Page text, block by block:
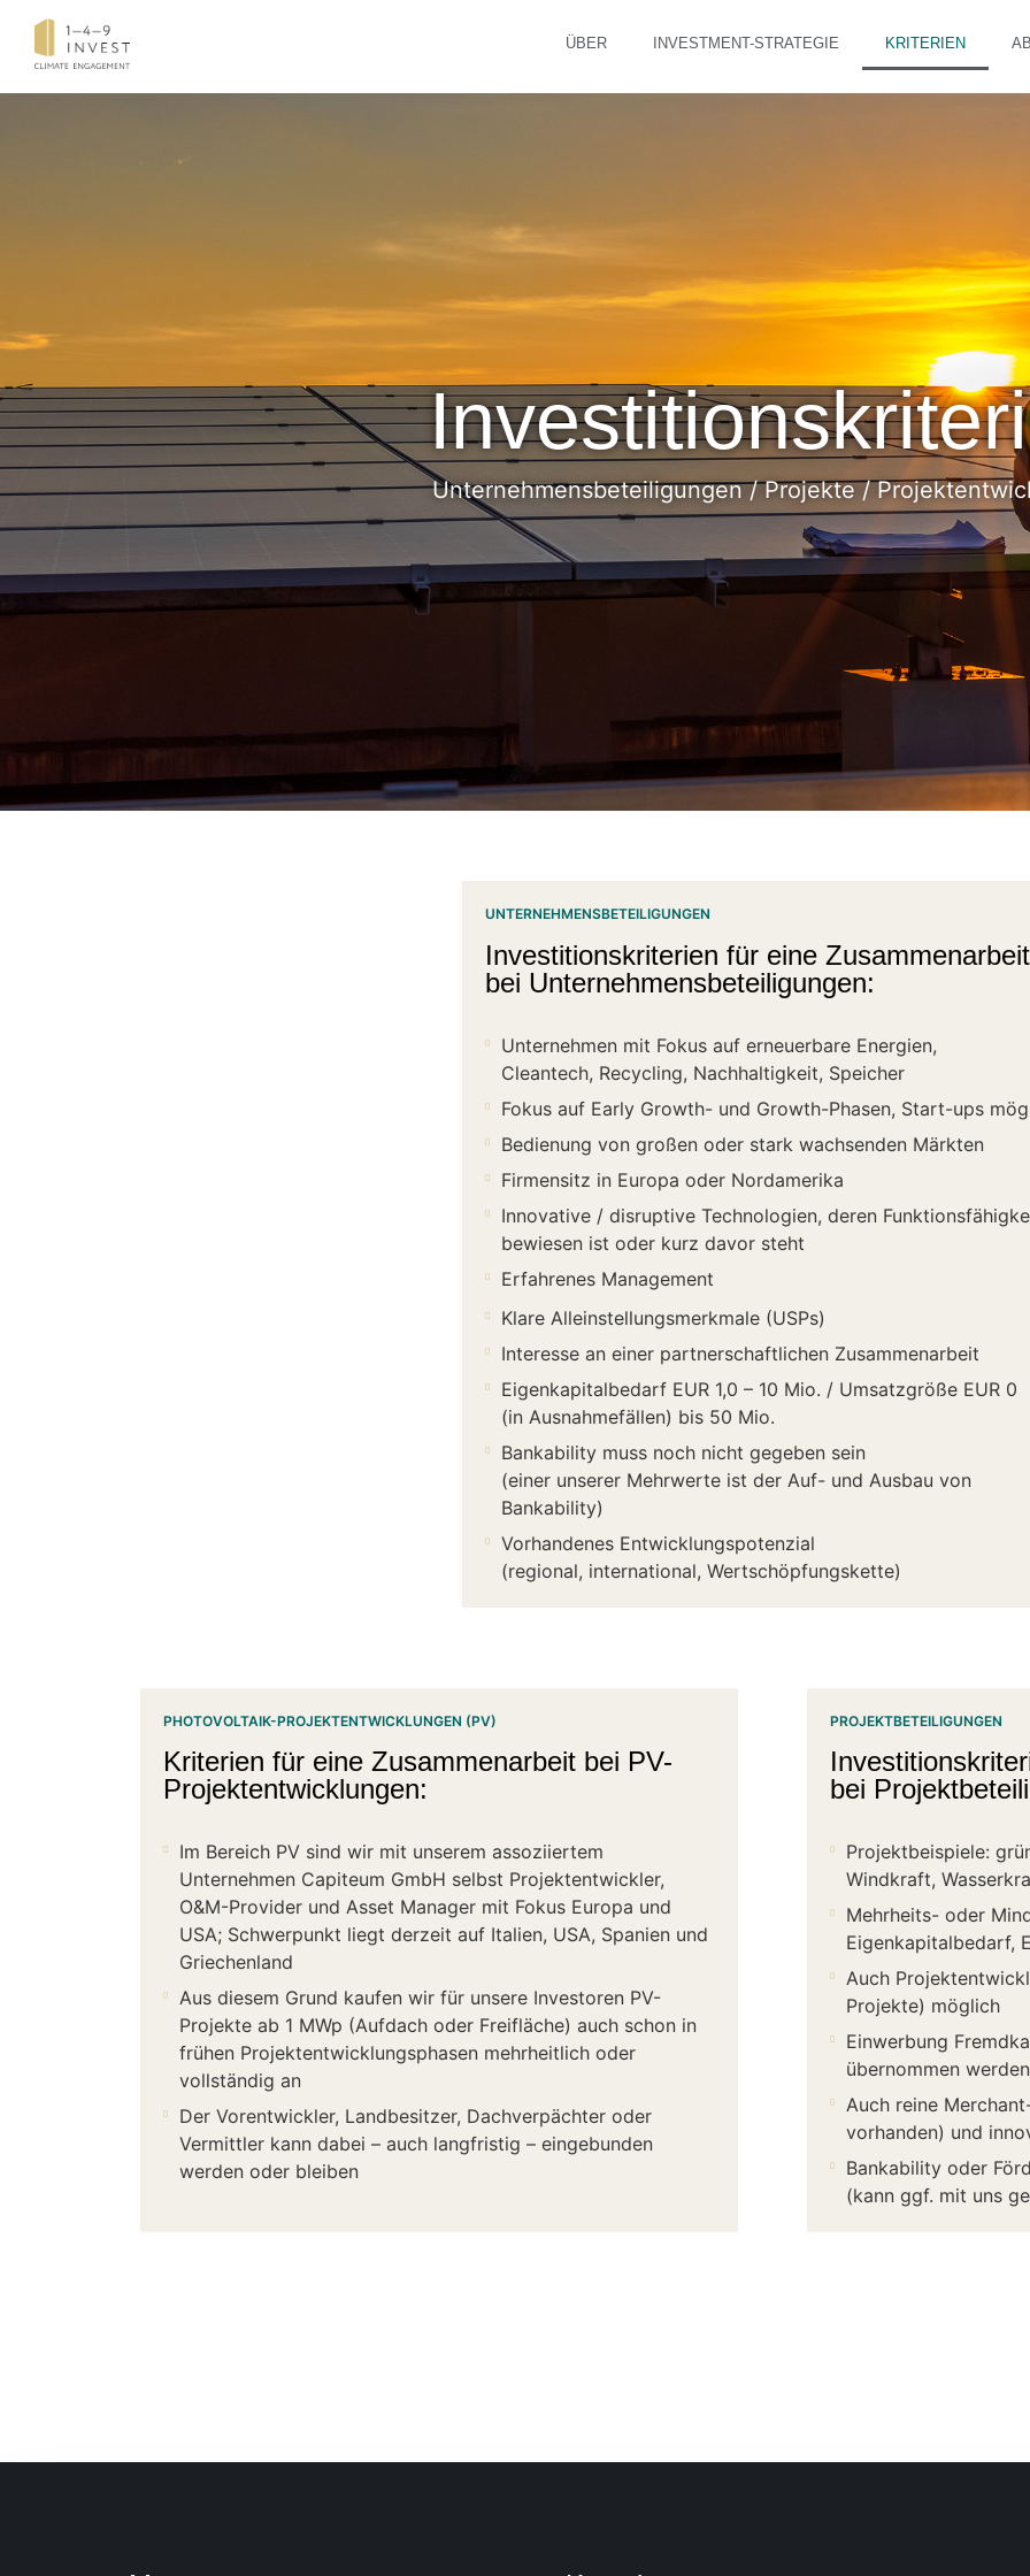
ÜBER INVESTMENT-STRATEGIE KRITERIEN
Unternehmensbeteiligungen / Projekte /
UNTERNEHMENSBETEILIGUNGEN
Investitionskriterien für eine Zusammenarbeit
bei Unternehmensbeteiligungen:
Unternehmen mit Fokus auf erneuerbare Energien,
Cleantech, Recycling, Nachhaltigkeit, Speicher
Fokus auf Early Growth- und Growth-Phasen, Start-ups
Bedienung von großen oder stark wachsenden Märkten
Firmensitz in Europa oder Nordamerika
Innovative / disruptive Technologien, deren
bewiesen ist oder kurz davor steht
Erfahrenes Management
Klare Alleinstellungsmerkmale (USPs)
Interesse an einer partnerschaftlichen Zusammenarbeit
Eigenkapitalbedarf EUR 1,0 – 10 Mio. / Umsatzgröße EUR 0
(in Ausnahmefällen) bis 50 Mio.
Bankability muss noch nicht gegeben sein
(einer unserer Mehrwerte ist der Auf- und Ausbau von
Bankability)
Vorhandenes Entwicklungspotenzial
(regional, international, Wertschöpfungskette)
PHOTOVOLTAIK-PROJEKTENTWICKLUNGEN (PV)
Kriterien für eine Zusammenarbeit bei PV-
Projektentwicklungen:
Im Bereich PV sind wir mit unserem assoziiertem
Unternehmen Capiteum GmbH selbst Projektentwickler,
O&M-Provider und Asset Manager mit Fokus Europa und
USA; Schwerpunkt liegt derzeit auf Italien, USA, Spanien und
Griechenland
Aus diesem Grund kaufen wir für unsere Investoren PV-
Projekte ab 1 MWp (Aufdach oder Freifläche) auch schon in
frühen Projektentwicklungsphasen mehrheitlich oder
vollständig an
Der Vorentwickler, Landbesitzer, Dachverpächter oder
Vermittler kann dabei – auch langfristig – eingebunden
werden oder bleiben
PROJEKTBETEILIGUNGEN
bei
Projektbeispiele:
Windkraft,
Mehrheits- oder
Eigenkapitalbedarf,
Auch
Projekte) möglich
Einwerbung
übernommen werden
Auch reine
vorhanden) und
Bankability oder
(kann ggf. mit uns